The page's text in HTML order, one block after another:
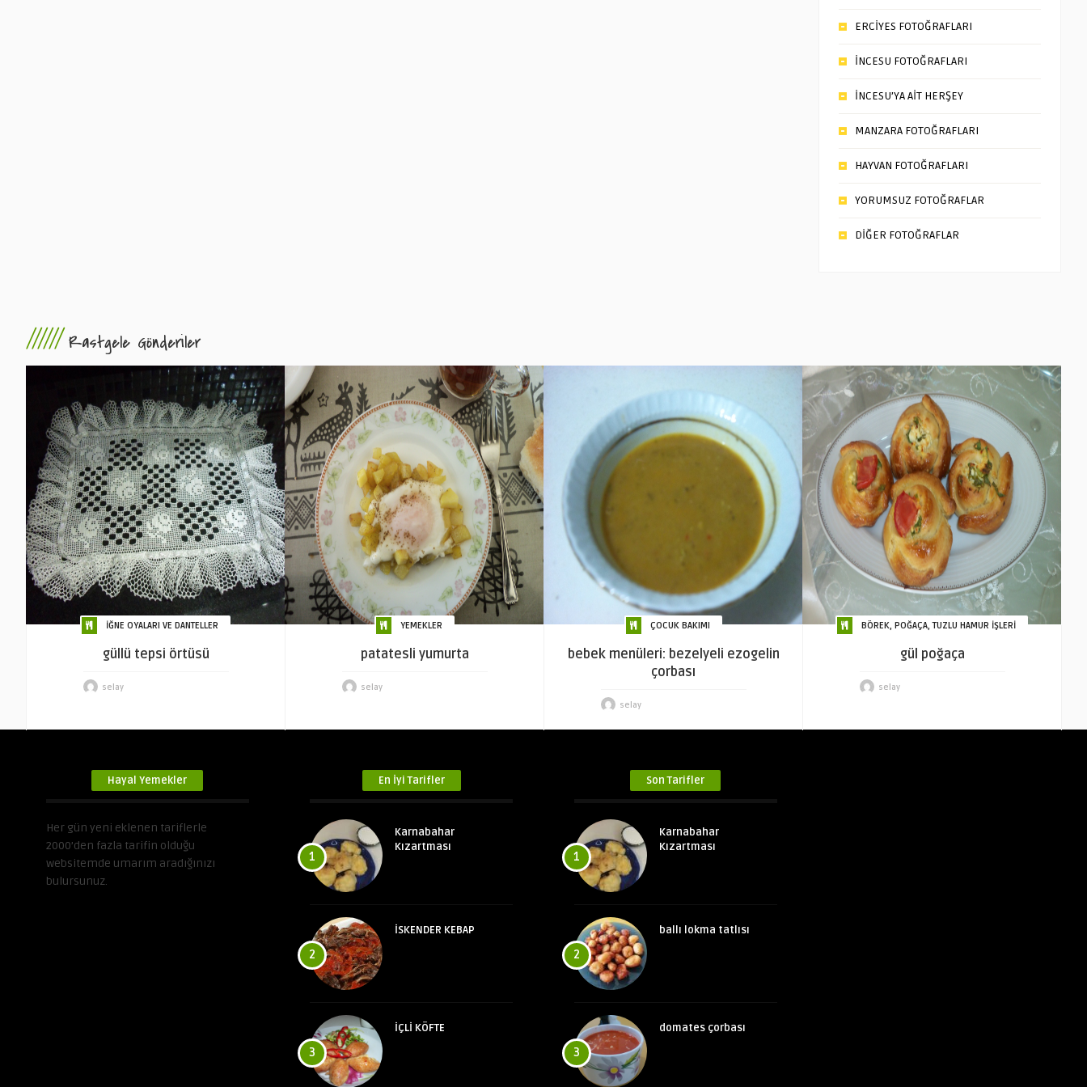
ERCİYES FOTOĞRAFLARI
İNCESU FOTOĞRAFLARI
İNCESU’YA AİT HERŞEY
MANZARA FOTOĞRAFLARI
HAYVAN FOTOĞRAFLARI
YORUMSUZ FOTOĞRAFLAR
DİĞER FOTOĞRAFLAR
////// Rastgele Gönderiler
İĞNE OYALARI VE DANTELLER
güllü tepsi örtüsü
selay
YEMEKLER
patatesli yumurta
selay
ÇOCUK BAKIMI
bebek menüleri: bezelyeli ezogelin
çorbası
selay
BÖREK, POĞAÇA, TUZLU HAMUR İŞLERİ
gül poğaça
selay
Hayal Yemekler
Her gün yeni eklenen tariflerle
2000’den fazla tarifin olduğu
websitemde umarım aradığınızı
bulursunuz.
En İyi Tarifler
1
Karnabahar
Kızartması
2
İSKENDER KEBAP
3
İÇLİ KÖFTE
Son Tarifler
1
Karnabahar
Kızartması
2
ballı lokma tatlısı
3
domates çorbası